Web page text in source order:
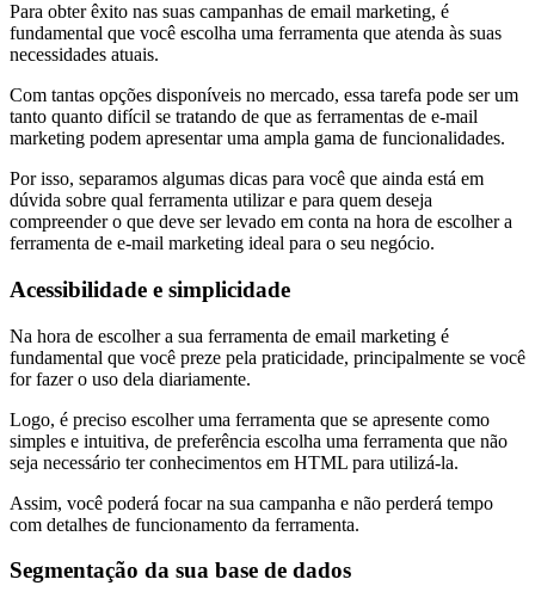
Para obter êxito nas suas campanhas de email marketing, é
fundamental que você escolha uma ferramenta que atenda às suas
necessidades atuais.
Com tantas opções disponíveis no mercado, essa tarefa pode ser um
tanto quanto difícil se tratando de que as ferramentas de e-mail
marketing podem apresentar uma ampla gama de funcionalidades.
Por isso, separamos algumas dicas para você que ainda está em
dúvida sobre qual ferramenta utilizar e para quem deseja
compreender o que deve ser levado em conta na hora de escolher a
ferramenta de e-mail marketing ideal para o seu negócio.
Acessibilidade e simplicidade
Na hora de escolher a sua ferramenta de email marketing é
fundamental que você preze pela praticidade, principalmente se você
for fazer o uso dela diariamente.
Logo, é preciso escolher uma ferramenta que se apresente como
simples e intuitiva, de preferência escolha uma ferramenta que não
seja necessário ter conhecimentos em HTML para utilizá-la.
Assim, você poderá focar na sua campanha e não perderá tempo
com detalhes de funcionamento da ferramenta.
Segmentação da sua base de dados